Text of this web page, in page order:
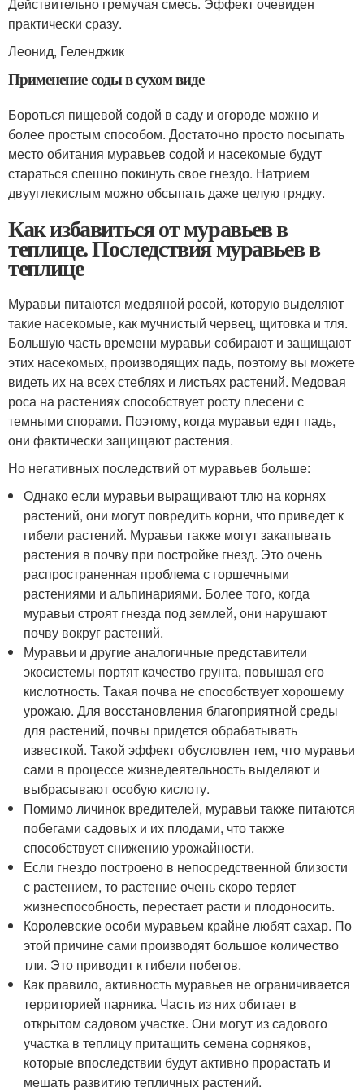
практически сразу.
Леонид, Геленджик
Применение соды в сухом виде
Бороться пищевой содой в саду и огороде можно и
более простым способом. Достаточно просто посыпать
место обитания муравьев содой и насекомые будут
стараться спешно покинуть свое гнездо. Натрием
двууглекислым можно обсыпать даже целую грядку.
Как избавиться от муравьев в
теплице. Последствия муравьев в
теплице
Муравьи питаются медвяной росой, которую выделяют
такие насекомые, как мучнистый червец, щитовка и тля.
Большую часть времени муравьи собирают и защищают
этих насекомых, производящих падь, поэтому вы можете
видеть их на всех стеблях и листьях растений. Медовая
роса на растениях способствует росту плесени с
темными спорами. Поэтому, когда муравьи едят падь,
они фактически защищают растения.
Но негативных последствий от муравьев больше:
Однако если муравьи выращивают тлю на корнях
растений, они могут повредить корни, что приведет к
гибели растений. Муравьи также могут закапывать
растения в почву при постройке гнезд. Это очень
распространенная проблема с горшечными
растениями и альпинариями. Более того, когда
муравьи строят гнезда под землей, они нарушают
почву вокруг растений.
Муравьи и другие аналогичные представители
экосистемы портят качество грунта, повышая его
кислотность. Такая почва не способствует хорошему
урожаю. Для восстановления благоприятной среды
для растений, почвы придется обрабатывать
известкой. Такой эффект обусловлен тем, что муравьи
сами в процессе жизнедеятельность выделяют и
выбрасывают особую кислоту.
Помимо личинок вредителей, муравьи также питаются
побегами садовых и их плодами, что также
способствует снижению урожайности.
Если гнездо построено в непосредственной близости
с растением, то растение очень скоро теряет
жизнеспособность, перестает расти и плодоносить.
Королевские особи муравьем крайне любят сахар. По
этой причине сами производят большое количество
тли. Это приводит к гибели побегов.
Как правило, активность муравьев не ограничивается
территорией парника. Часть из них обитает в
открытом садовом участке. Они могут из садового
участка в теплицу притащить семена сорняков,
которые впоследствии будут активно прорастать и
мешать развитию тепличных растений.